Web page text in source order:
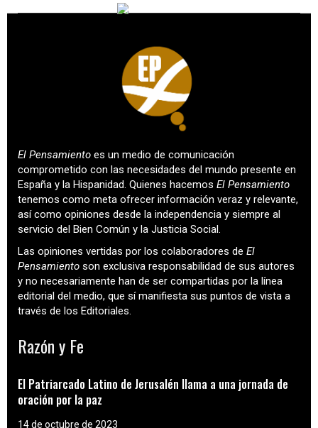
El Pensamiento es un medio de comunicación
comprometido con las necesidades del mundo presente en
España y la Hispanidad. Quienes hacemos El Pensamiento
tenemos como meta ofrecer información veraz y relevante,
así como opiniones desde la independencia y siempre al
servicio del Bien Común y la Justicia Social.
Las opiniones vertidas por los colaboradores de El
Pensamiento son exclusiva responsabilidad de sus autores
y no necesariamente han de ser compartidas por la línea
editorial del medio, que sí manifiesta sus puntos de vista a
través de los Editoriales.
Razón y Fe
El Patriarcado Latino de Jerusalén llama a una jornada de
oración por la paz
14 de octubre de 2023